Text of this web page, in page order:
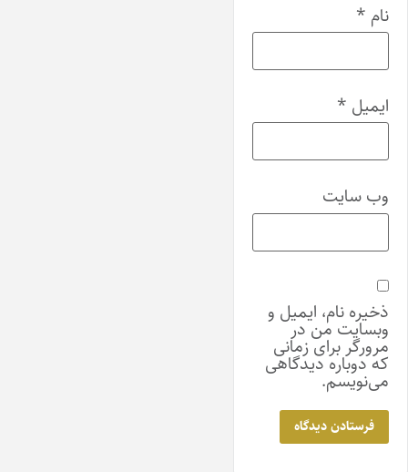
نام *
ایمیل *
وب‌ سایت
ذخیره نام، ایمیل و
وبسایت من در
مرورگر برای زمانی
که دوباره دیدگاهی
می‌نویسم.